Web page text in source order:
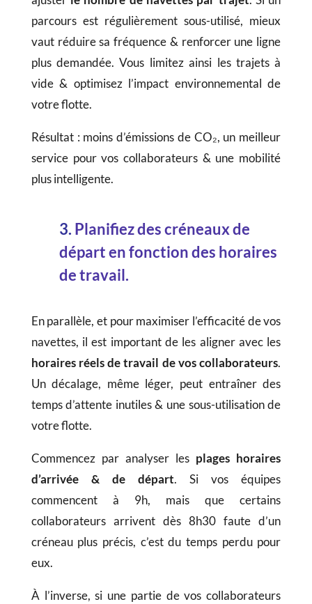
parcours est régulièrement sous-utilisé, mieux
vaut réduire sa fréquence & renforcer une ligne
plus demandée. Vous limitez ainsi les trajets à
vide & optimisez l’impact environnemental de
votre flotte.
Résultat : moins d’émissions de CO₂, un meilleur
service pour vos collaborateurs & une mobilité
plus intelligente.
3. Planifiez des créneaux de
départ en fonction des horaires
de travail.
En parallèle, et pour maximiser l’efficacité de vos
navettes, il est important de les aligner avec les
horaires réels de travail de vos collaborateurs.
Un décalage, même léger, peut entraîner des
temps d’attente inutiles & une sous-utilisation de
votre flotte.
Commencez par analyser les plages horaires
d’arrivée & de départ. Si vos équipes
commencent à 9h, mais que certains
collaborateurs arrivent dès 8h30 faute d’un
créneau plus précis, c’est du temps perdu pour
eux.
À l’inverse, si une partie de vos collaborateurs